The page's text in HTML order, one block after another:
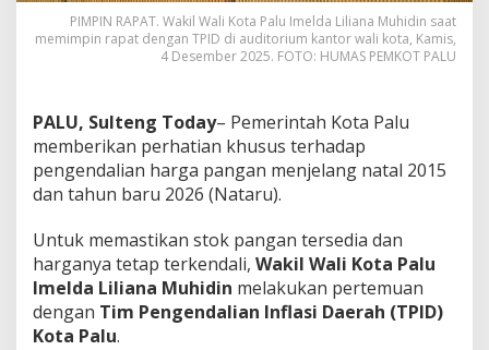
PIMPIN RAPAT. Wakil Wali Kota Palu Imelda Liliana Muhidin saat
memimpin rapat dengan TPID di auditorium kantor wali kota, Kamis,
4 Desember 2025. FOTO: HUMAS PEMKOT PALU
PALU, Sulteng Today– Pemerintah Kota Palu
memberikan perhatian khusus terhadap
pengendalian harga pangan menjelang natal 2015
dan tahun baru 2026 (Nataru).
Untuk memastikan stok pangan tersedia dan
harganya tetap terkendali, Wakil Wali Kota Palu
Imelda Liliana Muhidin melakukan pertemuan
dengan Tim Pengendalian Inflasi Daerah (TPID)
Kota Palu.